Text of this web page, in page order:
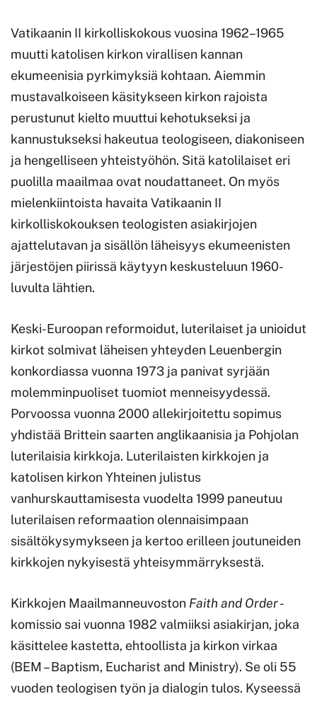
Vatikaanin II kirkolliskokous vuosina 1962–1965
muutti katolisen kirkon virallisen kannan
ekumeenisia pyrkimyksiä kohtaan. Aiemmin
mustavalkoiseen käsitykseen kirkon rajoista
perustunut kielto muuttui kehotukseksi ja
kannustukseksi hakeutua teologiseen, diakoniseen
ja hengelliseen yhteistyöhön. Sitä katolilaiset eri
puolilla maailmaa ovat noudattaneet. On myös
mielenkiintoista havaita Vatikaanin II
kirkolliskokouksen teologisten asiakirjojen
ajattelutavan ja sisällön läheisyys ekumeenisten
järjestöjen piirissä käytyyn keskusteluun 1960-
luvulta lähtien.
Keski-Euroopan reformoidut, luterilaiset ja unioidut
kirkot solmivat läheisen yhteyden Leuenbergin
konkordiassa vuonna 1973 ja panivat syrjään
molemminpuoliset tuomiot menneisyydessä.
Porvoossa vuonna 2000 allekirjoitettu sopimus
yhdistää Brittein saarten anglikaanisia ja Pohjolan
luterilaisia kirkkoja. Luterilaisten kirkkojen ja
katolisen kirkon Yhteinen julistus
vanhurskauttamisesta vuodelta 1999 paneutuu
luterilaisen reformaation olennaisimpaan
sisältökysymykseen ja kertoo erilleen joutuneiden
kirkkojen nykyisestä yhteisymmärryksestä.
Kirkkojen Maailmanneuvoston Faith and Order-
komissio sai vuonna 1982 valmiiksi asiakirjan, joka
käsittelee kastetta, ehtoollista ja kirkon virkaa
(BEM – Baptism, Eucharist and Ministry). Se oli 55
vuoden teologisen työn ja dialogin tulos. Kyseessä